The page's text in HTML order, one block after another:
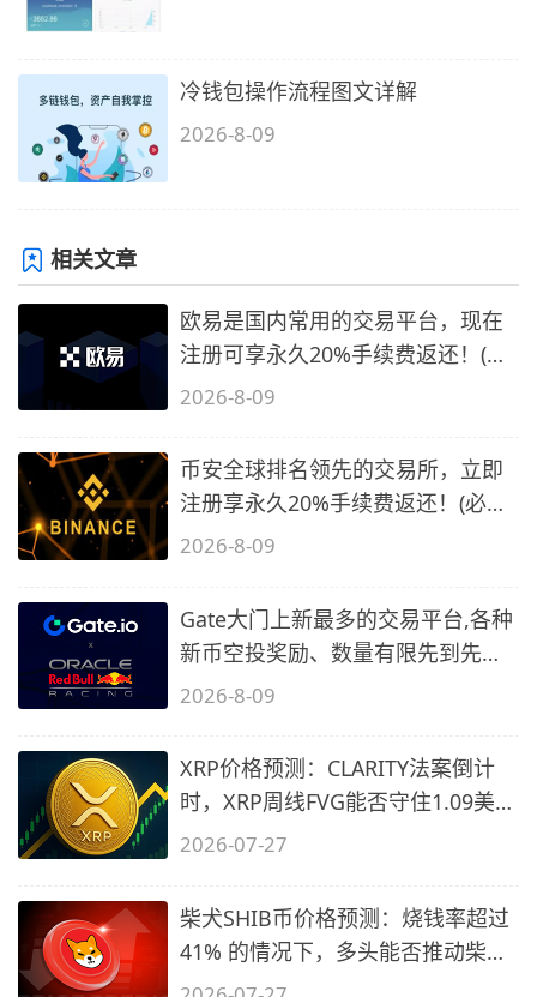
冷钱包操作流程图文详解
2026-8-09
相关文章
欧易是国内常用的交易平台，现在
注册可享永久20%手续费返还！(必
备1)
2026-8-09
币安全球排名领先的交易所，立即
注册享永久20%手续费返还！(必备
2)
2026-8-09
Gate大门上新最多的交易平台,各种
新币空投奖励、数量有限先到先
得…
2026-8-09
XRP价格预测：CLARITY法案倒计
时，XRP周线FVG能否守住1.09美元
关口？
2026-07-27
柴犬SHIB币价格预测：烧钱率超过
41% 的情况下，多头能否推动柴犬
价格